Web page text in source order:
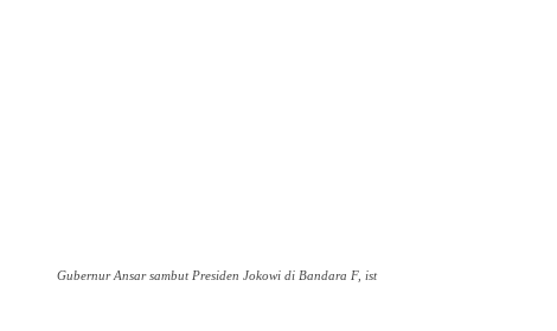
Gubernur Ansar sambut Presiden Jokowi di Bandara F, ist